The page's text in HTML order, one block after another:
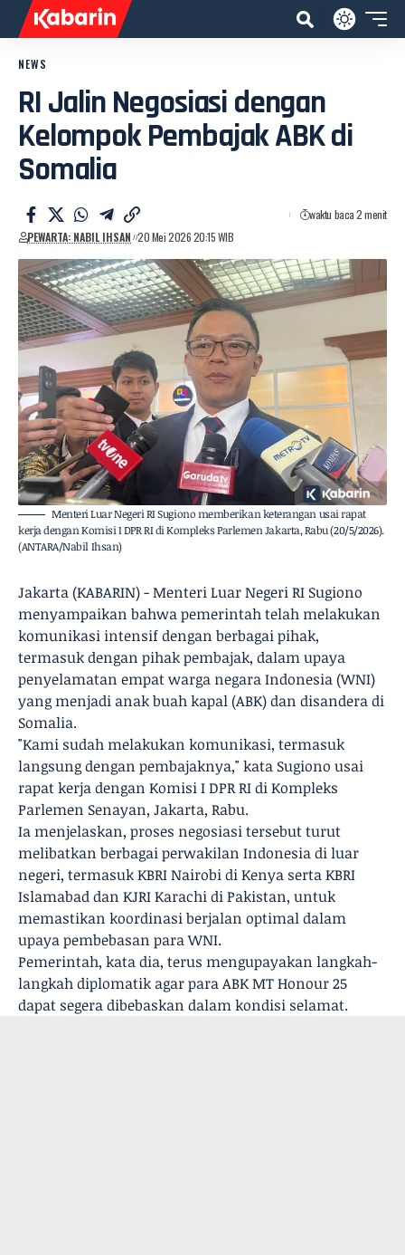
NEWS
RI Jalin Negosiasi dengan
Kelompok Pembajak ABK di
Somalia
PEWARTA: NABIL IHSAN 20 Mei 2026 20:15 WIB
waktu baca 2 menit
Menteri Luar Negeri RI Sugiono memberikan keterangan usai rapat
kerja dengan Komisi I DPR RI di Kompleks Parlemen Jakarta, Rabu (20/5/2026).
(ANTARA/Nabil Ihsan)
Jakarta (KABARIN) - Menteri Luar Negeri RI Sugiono
menyampaikan bahwa pemerintah telah melakukan
komunikasi intensif dengan berbagai pihak,
termasuk dengan pihak pembajak, dalam upaya
penyelamatan empat warga negara Indonesia (WNI)
yang menjadi anak buah kapal (ABK) dan disandera di
Somalia.
"Kami sudah melakukan komunikasi, termasuk
langsung dengan pembajaknya," kata Sugiono usai
rapat kerja dengan Komisi I DPR RI di Kompleks
Parlemen Senayan, Jakarta, Rabu.
Ia menjelaskan, proses negosiasi tersebut turut
melibatkan berbagai perwakilan Indonesia di luar
negeri, termasuk KBRI Nairobi di Kenya serta KBRI
Islamabad dan KJRI Karachi di Pakistan, untuk
memastikan koordinasi berjalan optimal dalam
upaya pembebasan para WNI.
Pemerintah, kata dia, terus mengupayakan langkah-
langkah diplomatik agar para ABK MT Honour 25
dapat segera dibebaskan dalam kondisi selamat.